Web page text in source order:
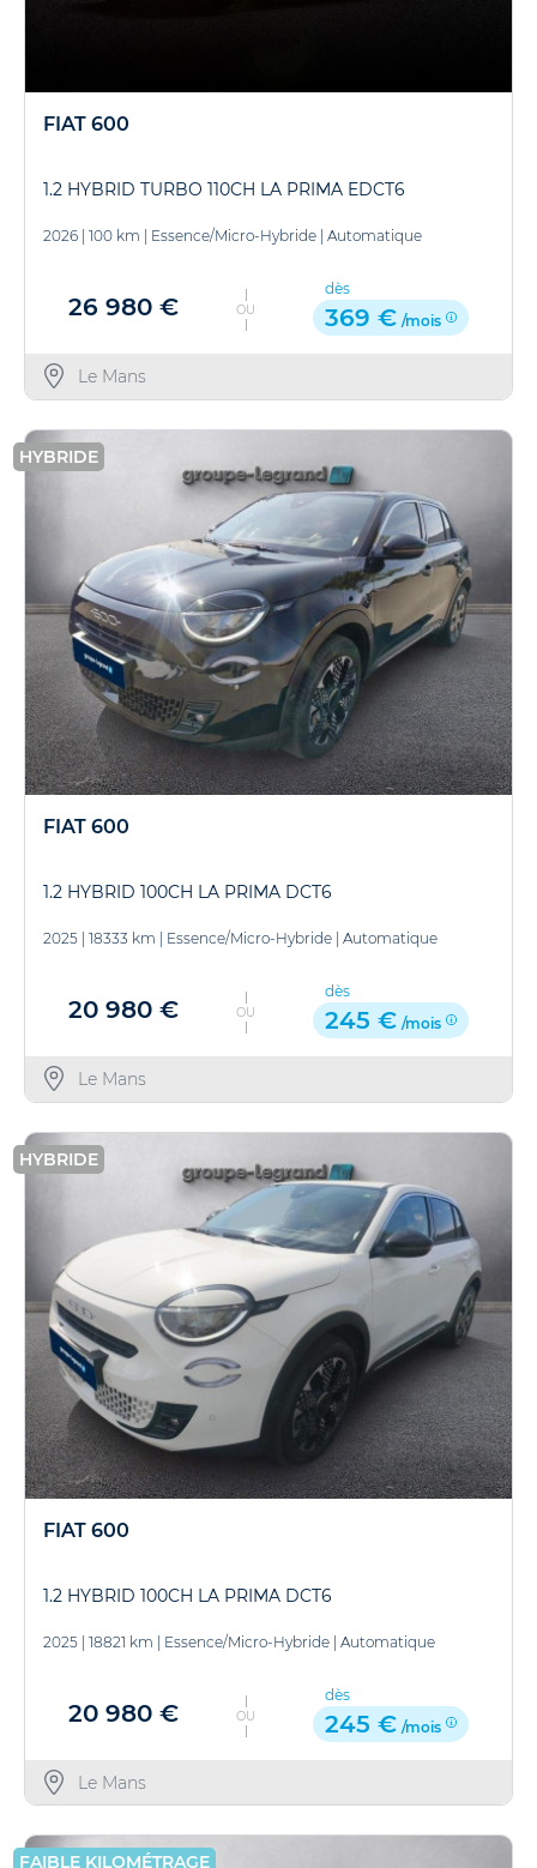
FIAT 600
1.2 HYBRID TURBO 110CH LA PRIMA EDCT6
2026 100 km Essence/Micro-Hybride Automatique
26 980 € OU
dès
369 € /mois
Le Mans
HYBRIDE
FIAT 600
1.2 HYBRID 100CH LA PRIMA DCT6
2025 18333 km Essence/Micro-Hybride Automatique
20 980 € OU
dès
245 € /mois
Le Mans
HYBRIDE
FIAT 600
1.2 HYBRID 100CH LA PRIMA DCT6
2025 | 18821 km | Essence/Micro-Hybride | Automatique
20 980 € OU
dès
245 € /mois
Le Mans
FAIBLE KILOMÉTRAGE